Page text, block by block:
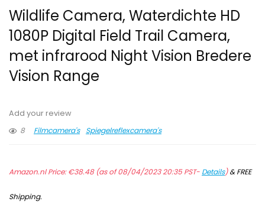
Wildlife Camera, Waterdichte HD
1080P Digital Field Trail Camera,
met infrarood Night Vision Bredere
Vision Range
Add your review
8
Filmcamera's Spiegelreflexcamera's
Amazon.nl Price:€38.48(as of 08/04/2023 20:35 PST- Details)&FREE
Shipping.